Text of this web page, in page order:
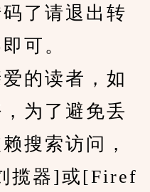
了请退出转
可。
的读者，如
为了避免丢
搜索访问，
揽器]或[Firef